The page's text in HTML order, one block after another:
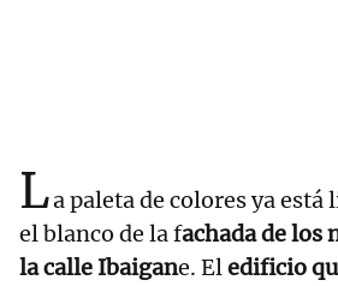
La paleta de colores ya
el blanco de la fachada de los
la calle Ibaigane. Eledificio